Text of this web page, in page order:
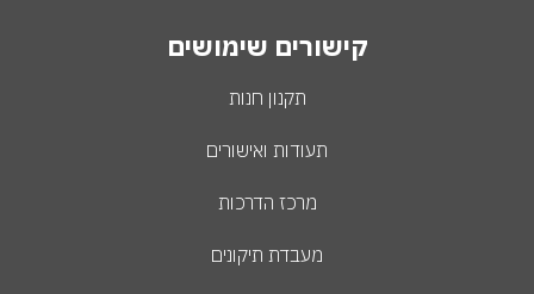
קישורים שימושים
תקנון חנות
תעודות ואישורים
מרכז הדרכות
מעבדת תיקונים